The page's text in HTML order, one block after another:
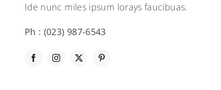
Ide nunc miles ipsum lorays faucibuas.
Ph : (023) 987-6543